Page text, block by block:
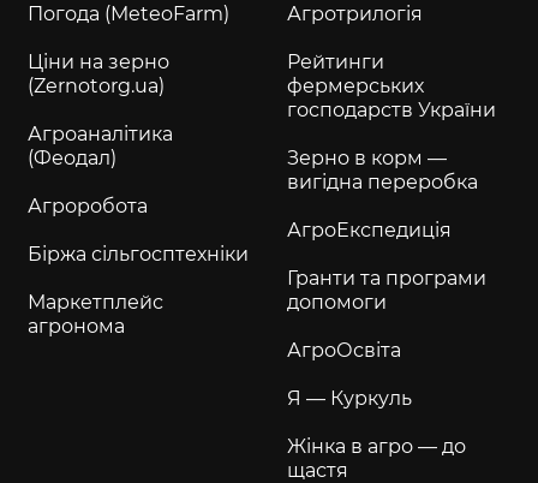
Погода (MeteoFarm)
Ціни на зерно
(Zernotorg.ua)
Агроаналітика
(Феодал)
Агроробота
Біржа сільгосптехніки
Маркетплейс
агронома
Агротрилогія
Рейтинги
фермерських
господарств України
Зерно в корм —
вигідна переробка
АгроЕкспедиція
Гранти та програми
допомоги
АгроОсвіта
Я — Куркуль
Жінка в агро — до
щастя